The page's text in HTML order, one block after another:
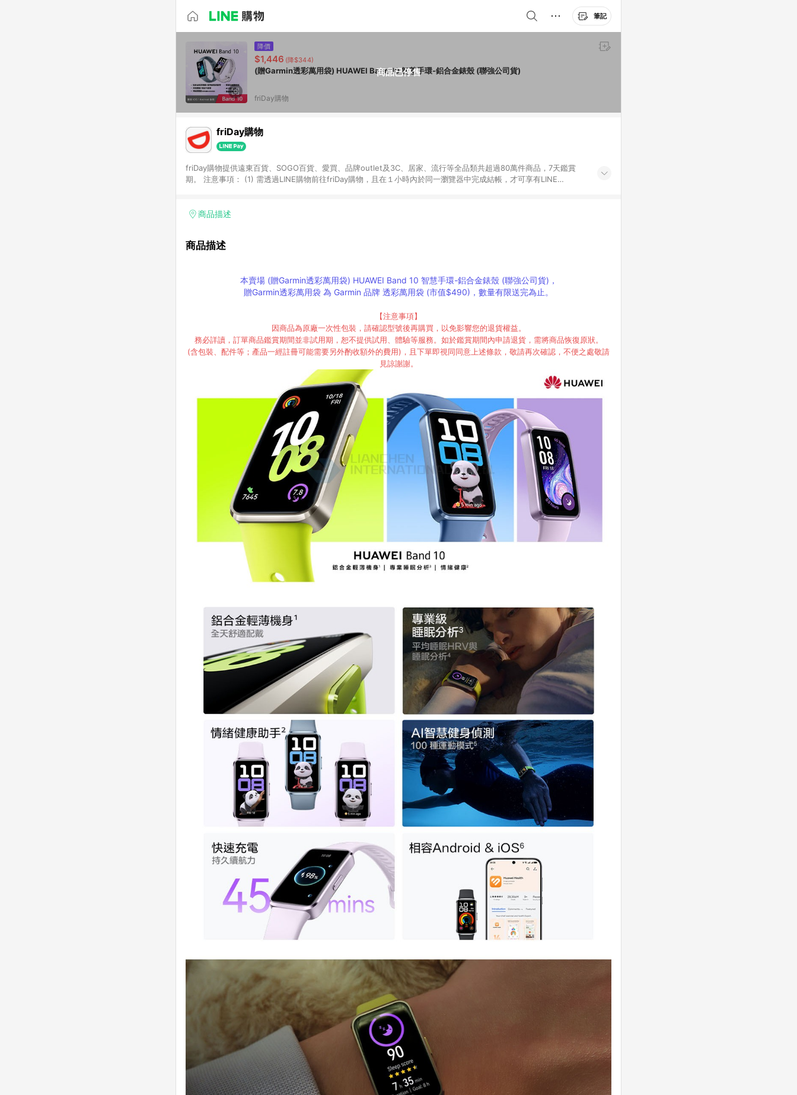
筆記
商品已停售
降價
$1,446 (降$344)
(贈Garmin透彩萬用袋) HUAWEI Band 10 智慧手環-鋁合金錶殼 (聯強公司貨)
friDay購物
friDay購物
friDay購物提供遠東百貨、SOGO百貨、愛買、品牌outlet及3C、居家、流行等全品類共超過80萬件商品，7天鑑賞
期。 注意事項： (1) 需透過LINE購物前往friDay購物，且在１小時內於同一瀏覽器中完成結帳，才可享有LINE
兌換區)、巨城館商品、金卡會員、送禮館 -Ai開店 [2023/5/10起適用] (3) 需透過LINE購物直接前往遠傳friDay購物並
饋資格！ (5) 不具贈點資格訂單即無法使用點數紅包，不符合點數紅包回饋資格。
商品描述
商品描述
本賣場 (贈Garmin透彩萬用袋) HUAWEI Band 10 智慧手環-鋁合金錶殼 (聯強公司貨)，
贈Garmin透彩萬用袋 為 Garmin 品牌 透彩萬用袋 (市值$490)，數量有限送完為止。
【注意事項】
因商品為原廠一次性包裝，請確認型號後再購買，以免影響您的退貨權益。
務必詳讀，訂單商品鑑賞期間並非試用期，恕不提供試用、體驗等服務。如於鑑賞期間內申請退貨，需將商品恢復原狀。
(含包裝、配件等；產品一經註冊可能需要另外酌收額外的費用)，且下單即視同同意上述條款，敬請再次確認，不便之處敬請
見諒謝謝。